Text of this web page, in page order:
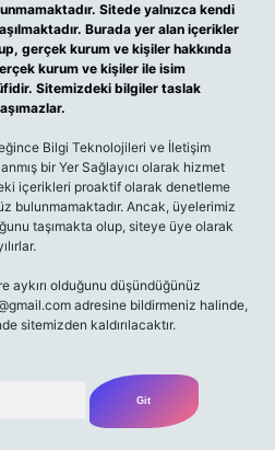
Sitede yalnızca kendi
Burada yer alan içerikler
gerçek kurum ve kişiler hakkında
kurum ve kişiler ile isim
Sitemizdeki bilgiler taslak
Bilgi Teknolojileri ve İletişim
bir Yer Sağlayıcı olarak hizmet
içerikleri proaktif olarak denetleme
bulunmamaktadır. Ancak, üyelerimiz
taşımakta olup, siteye üye olarak
aykırı olduğunu düşündüğünüz
adresine bildirmeniz halinde,
sitemizden kaldırılacaktır.